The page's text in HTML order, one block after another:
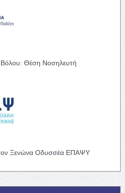
Θέση Νοσηλευτή
Ξενώνα Οδυσσέα ΕΠΑΨΥ